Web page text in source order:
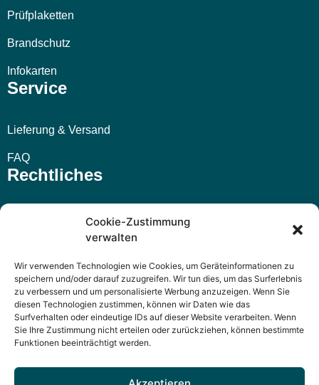
Cookie-Zustimmung
verwalten
Wir verwenden Technologien wie Cookies, um Geräteinformationen zu
speichern und/oder darauf zuzugreifen. Wir tun dies, um das Surferlebnis
zu verbessern und um personalisierte Werbung anzuzeigen. Wenn Sie
diesen Technologien zustimmen, können wir Daten wie das
Surfverhalten oder eindeutige IDs auf dieser Website verarbeiten. Wenn
Sie Ihre Zustimmung nicht erteilen oder zurückziehen, können bestimmte
Funktionen beeinträchtigt werden.
Prüfplaketten
Brandschutz
Infokarten
Service
Lieferung & Versand
FAQ
Rechtliches
Widerrufsbelehrung
Datenschutzerklärung